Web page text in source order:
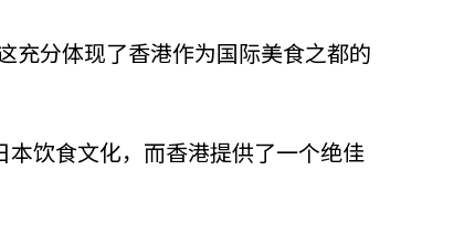
充分体现了香港作为国际美食之都的
饮食文化，而香港提供了一个绝佳